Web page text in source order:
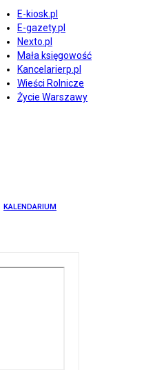
E-kiosk.pl
E-gazety.pl
Nexto.pl
Mała księgowość
Kancelarierp.pl
Wieści Rolnicze
Życie Warszawy
KALENDARIUM